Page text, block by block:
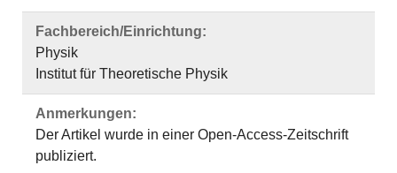
Fachbereich/Einrichtung:
Physik
Institut für Theoretische Physik
Anmerkungen:
Der Artikel wurde in einer Open-Access-Zeitschrift
publiziert.